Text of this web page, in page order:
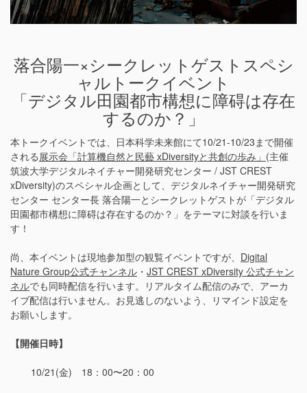
落合陽一×シークレットゲストスペシ
ャルトークイベント
「デジタル田園都市構想に障碍は存在
するのか？」
本トークイベントでは、日本科学未来館にて10/21-10/23まで開催
される展示会「計算機自然と民藝 xDiversityと共創の歩み」 (主催
筑波大学デジタルネイチャー開発研究センター / JST CREST
xDiversity)のスペシャル企画として、デジタルネイチャー開発研究
センター センター長 落合陽一とシークレットゲストが「デジタル
田園都市構想に障碍は存在するのか？」をテーマに対談を行いま
す！
尚、本イベントは現地参加型の観覧イベントですが、 Digital
Nature Group公式チャンネル ・ JST CREST xDiversity 公式チャン
ネルでも同時配信を行います。リアルタイム配信のみで、アーカ
イブ配信は行いません。お見逃しのないよう、リマインド設定を
お願いします。
【開催日時】
10/21(金) 18：00〜20：00